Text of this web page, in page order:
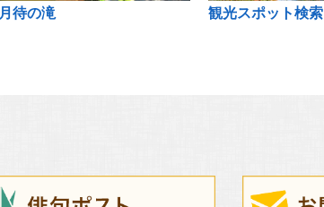
月待の滝 観光スポット検索